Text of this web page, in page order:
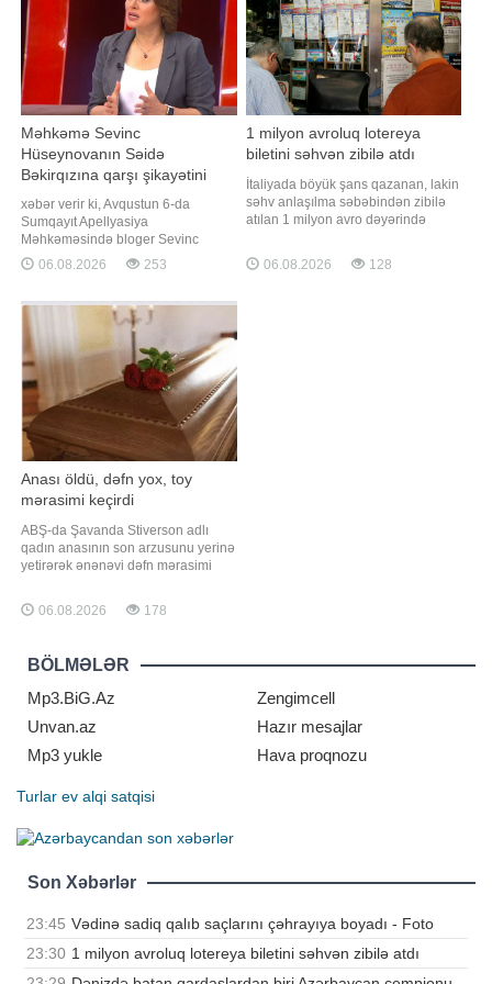
Məhkəmə Sevinc
Hüseynovanın Səidə
Bəkirqızına qarşı şikayətini
təmin etmədi
xəbər verir ki, Avqustun 6-da
Sumqayıt Apellyasiya
Məhkəməsində bloger Sevinc
Hüseynovanın jurnalist Səidə
Bəkirqızına qarşı xüsusi ittiham
apellyasiya baxışı keçirilib.
Jurnalistin vəkili Yaqub Nəcəfli -a
açıqlamasında bildirib ki, məhkəmə
apellyasiya şikayətini təmi
06.08.2026 253
1 milyon avroluq lotereya
biletini səhvən zibilə atdı
İtaliyada böyük şans qazanan, lakin
səhv anlaşılma səbəbindən zibilə
atılan 1 milyon avro dəyərində
sonra tapılıb. "Qafqazinfo"nun
xəbərinə görə, hadisə ölkənin
06.08.2026 128
Anası öldü, dəfn yox, toy
mərasimi keçirdi
ABŞ-da Şavanda Stiverson adlı
qadın anasının son arzusunu yerinə
yetirərək ənənəvi dəfn mərasimi
xarici mediaya istinadla xəbər verir
ki, qadının anası Delfiya Uilson
sevmədiyini bildirib və ölümündən
sonra onun şərəfinə matəm deyil,
bayra
06.08.2026 178
BÖLMƏLƏR
Mp3.BiG.Az
Zengimcell
Unvan.az
Hazır mesajlar
Mp3 yukle
Hava proqnozu
Turlar ev alqi satqisi
Son Xəbərlər
23:45 Vədinə sadiq qalıb saçlarını çəhrayıya boyadı - Foto
23:30 1 milyon avroluq lotereya biletini səhvən zibilə atdı